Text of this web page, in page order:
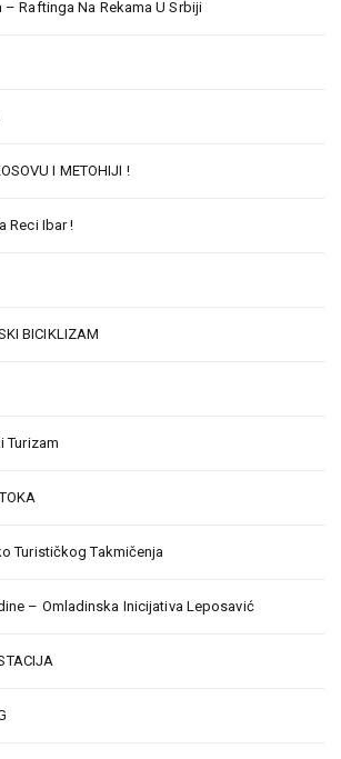
– Raftinga Na Rekama U Srbiji
I METOHIJI !
Reci Ibar !
BICIKLIZAM
Turizam
Turističkog Takmičenja
– Omladinska Inicijativa Leposavić